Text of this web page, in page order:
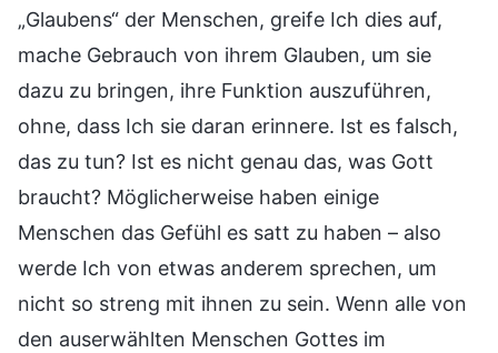
„Glaubens“ der Menschen, greife Ich dies auf,
mache Gebrauch von ihrem Glauben, um sie
dazu zu bringen, ihre Funktion auszuführen,
ohne, dass Ich sie daran erinnere. Ist es falsch,
das zu tun? Ist es nicht genau das, was Gott
braucht? Möglicherweise haben einige
Menschen das Gefühl es satt zu haben – also
werde Ich von etwas anderem sprechen, um
nicht so streng mit ihnen zu sein. Wenn alle von
den auserwählten Menschen Gottes im